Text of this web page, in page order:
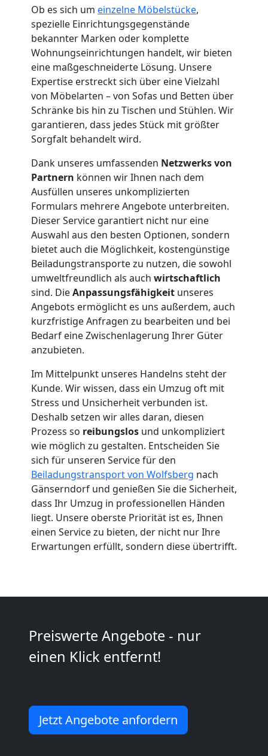
Ob es sich um einzelne Möbelstücke,
spezielle Einrichtungsgegenstände
bekannter Marken oder komplette
Wohnungseinrichtungen handelt, wir bieten
eine maßgeschneiderte Lösung. Unsere
Expertise erstreckt sich über eine Vielzahl
von Möbelarten – von Sofas und Betten über
Schränke bis hin zu Tischen und Stühlen. Wir
garantieren, dass jedes Stück mit größter
Sorgfalt behandelt wird.
Dank unseres umfassenden Netzwerks von
Partnern können wir Ihnen nach dem
Ausfüllen unseres unkomplizierten
Formulars mehrere Angebote unterbreiten.
Dieser Service garantiert nicht nur eine
Auswahl aus den besten Optionen, sondern
bietet auch die Möglichkeit, kostengünstige
Beiladungstransporte zu nutzen, die sowohl
umweltfreundlich als auch wirtschaftlich
sind. DieAnpassungsfähigkeit unseres
Angebots ermöglicht es uns außerdem, auch
kurzfristige Anfragen zu bearbeiten und bei
Bedarf eine Zwischenlagerung Ihrer Güter
anzubieten.
Im Mittelpunkt unseres Handelns steht der
Kunde. Wir wissen, dass ein Umzug oft mit
Stress und Unsicherheit verbunden ist.
Deshalb setzen wir alles daran, diesen
Prozess so reibungslos und unkompliziert
wie möglich zu gestalten. Entscheiden Sie
sich für unseren Service für den
Beiladungstransport von Wolfsberg nach
Gänserndorf und genießen Sie die Sicherheit,
dass Ihr Umzug in professionellen Händen
liegt. Unsere oberste Priorität ist es, Ihnen
einen Service zu bieten, der nicht nur Ihre
Erwartungen erfüllt, sondern diese übertrifft.
Preiswerte Angebote - nur
einen Klick entfernt!
Jetzt Angebote anfordern
Möbelmontage
Wolfsberg
Möbeltransport
Wolfsberg
Beiladung
Wolfsberg
Mini
Umzug
Wolfsberg
Umzug
Mann
LKW
Wolfsberg
Wolfsberg
Umzug
Mann